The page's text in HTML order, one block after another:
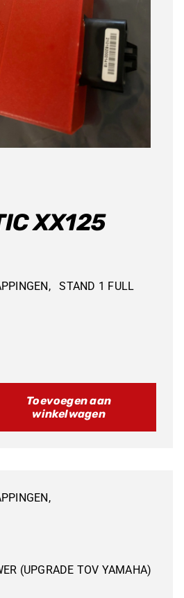
XX125
STAND 1 FULL
Toevoegen aan
winkelwagen
(UPGRADE TOV YAMAHA)